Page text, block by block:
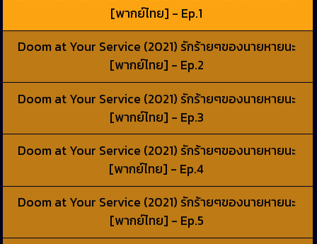
[พากย์ไทย] - Ep.1
Doom at Your Service (2021) รักร้ายๆของนายหายนะ
[พากย์ไทย] - Ep.2
Doom at Your Service (2021) รักร้ายๆของนายหายนะ
[พากย์ไทย] - Ep.3
Doom at Your Service (2021) รักร้ายๆของนายหายนะ
[พากย์ไทย] - Ep.4
Doom at Your Service (2021) รักร้ายๆของนายหายนะ
[พากย์ไทย] - Ep.5